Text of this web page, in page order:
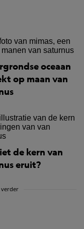
oceaan
op maan van
de kern van
eruit?
verder